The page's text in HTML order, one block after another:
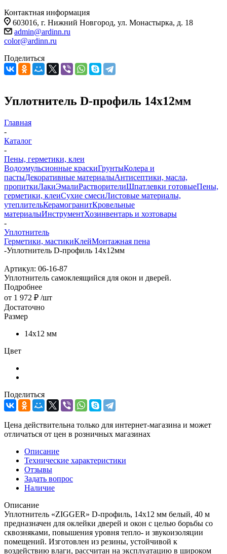
Контактная информация
603016, г. Нижний Новгород, ул. Монастырка, д. 18
admin@ardinn.ru
color@ardinn.ru
Поделиться
Уплотнитель D-профиль 14х12мм
Главная
-
Каталог
-
Пены, герметики, клеи
Водоэмульсионные краскиГрунтыКолера и
пастыДекоративные материалыАнтисептики, масла,
пропиткиЛакиЭмалиРастворителиШпатлевки готовыеПены,
герметики, клеиСухие смесиЛистовые материалы,
утеплительКерамогранитКровельные
материалыИнструментХозинвентарь и хозтовары
-
Уплотнитель
Герметики, мастикиКлейМонтажная пена
-Уплотнитель D-профиль 14х12мм
Артикул: 06-16-87
Уплотнитель самоклеящийся для окон и дверей.
Подробнее
от 1 972 ₽ /шт
Достаточно
Размер
14х12 мм
Цвет
Поделиться
Цена действительна только для интернет-магазина и может
отличаться от цен в розничных магазинах
Описание
Технические характеристики
Отзывы
Задать вопрос
Наличие
Описание
Уплотнитель «ZIGGER» D-профиль, 14х12 мм белый, 40 м
предназначен для оклейки дверей и окон с целью борьбы со
сквозняками, повышения уровня тепло- и звукоизоляции
помещений. Изготовлен из резины, устойчивой к
воздействию влаги, рассчитан на эксплуатацию в широком